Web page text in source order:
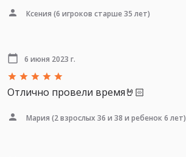
Ксения (6 игроков старше 35 лет)
6 июня 2023 г.
Отлично провели время🤘🏻
Мария (2 взрослых 36 и 38 и ребенок 6 лет)